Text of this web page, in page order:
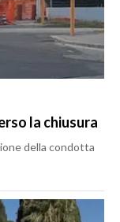
la chiusura
della condotta